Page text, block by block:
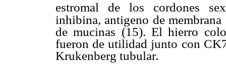
estromal de los cordones
inhibina, antigeno de
de mucinas (15). El hierro
fueron de utilidad junto con
Krukenberg tubular.